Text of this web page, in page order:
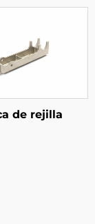
de rejilla